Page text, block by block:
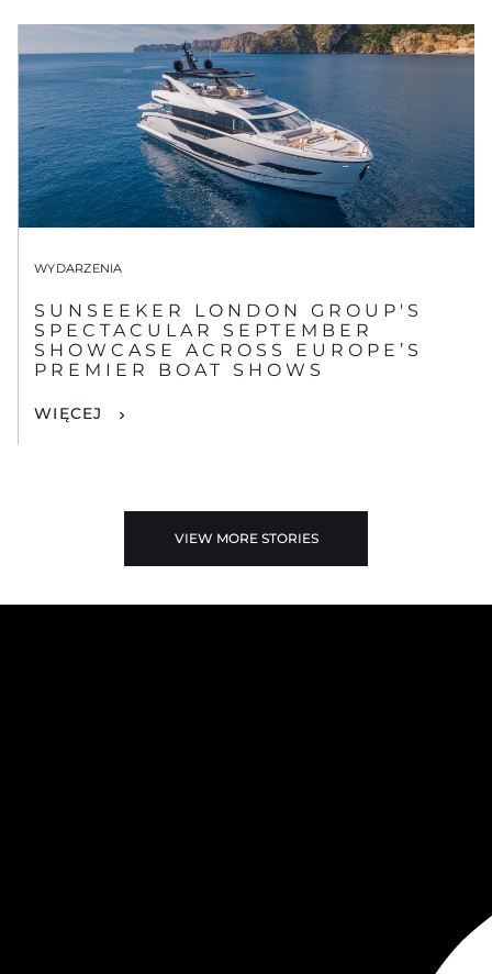
WYDARZENIA
SUNSEEKER LONDON GROUP'S
SPECTACULAR SEPTEMBER
SHOWCASE ACROSS EUROPE’S
PREMIER BOAT SHOWS
WIĘCEJ
VIEW MORE STORIES